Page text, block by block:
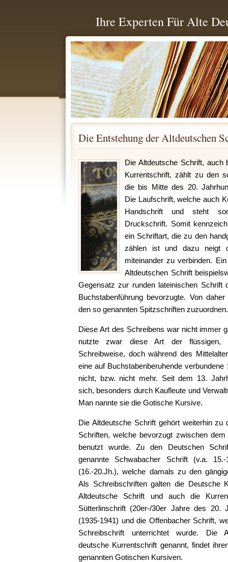
Ihre Experten Für Alte
Die Entstehung der Altdeutschen
Die Altdeutsche Schrift, auch
Kurrentschrift, zählt zu den
die bis Mitte des 20.
Die Laufschrift, welche auch
Handschrift und steht
Druckschrift. Somit
ein Schriftart, die zu den
zählen ist und dazu neigt
miteinander zu verbinden.
Altdeutschen Schrift
Gegensatz zur runden lateinischen Schrift
Buchstabenführung bevorzugte. Von
den so genannten Spitzschriften zuzuordnen.
Diese Art des Schreibens war nicht immer
nutzte zwar diese Art der flüssigen,
Schreibweise, doch während des
eine auf Buchstabenberuhende
nicht, bzw. nicht mehr. Seit dem 13.
sich, besonders durch Kaufleute und
Man nannte sie die Gotische Kursive.
Die Altdeutsche Schrift gehört weiterhin zu
Schriften, welche bevorzugt zwischen
benutzt wurde. Zu den Deutschen
genannte Schwabacher Schrift (v.a.
(16.-20.Jh.), welche damals zu den
Als Schreibschriften galten die Deutsche
Altdeutsche Schrift und auch die
Sütterlinschrift (20er-/30er Jahre des 20.
(1935-1941) und die Offenbacher Schrift,
Schreibschrift unterrichtet wurde. Die
deutsche Kurrentschrift genannt, findet
genannten Gotischen Kursiven.